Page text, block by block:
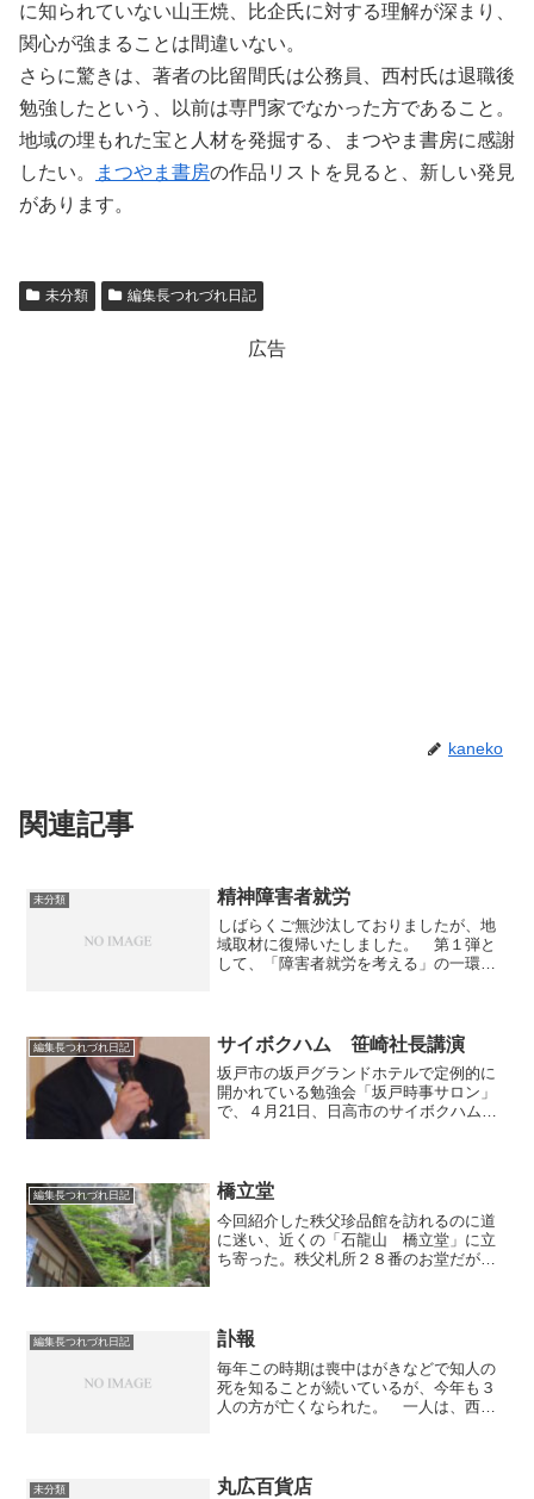
に知られていない山王焼、比企氏に対する理解が深まり、
関心が強まることは間違いない。
さらに驚きは、著者の比留間氏は公務員、西村氏は退職後
勉強したという、以前は専門家でなかった方であること。
地域の埋もれた宝と人材を発掘する、まつやま書房に感謝
したい。
まつやま書房の作品リストを見ると、新しい発見
があります。
未分類 編集長つれづれ日記
広告
kaneko
関連記事
未分類 精神障害者就労
しばらくご無沙汰しておりましたが、地
域取材に復帰いたしました。 第１弾と
して、「障害者就労を考える」の一環
精神障害者は体や知力には問...
編集長つれづれ日記 サイボクハム 笹崎社長講演
坂戸市の坂戸グランドホテルで定例的に
開かれている勉強会「坂戸時事サロン」
で、４月21日、日高市のサイボクハム
ージを販売する他、地元野...
編集長つれづれ日記 橋立堂
今回紹介した秩父珍品館を訪れるのに道
に迷い、近くの「石龍山 橋立堂」に立
ち寄った。秩父札所２８番のお堂だが、
秩父宮殿下とされる像が設...
編集長つれづれ日記 訃報
毎年この時期は喪中はがきなどで知人の
死を知ることが続いているが、今年も３
人の方が亡くなられた。 一人は、西澤
ったばかりのパソコン（m...
未分類 丸広百貨店